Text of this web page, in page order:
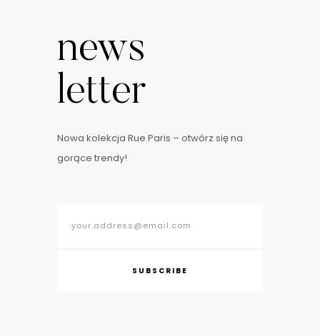
news
letter
Nowa kolekcja Rue Paris – otwórz się na
gorące trendy!
SUBSCRIBE